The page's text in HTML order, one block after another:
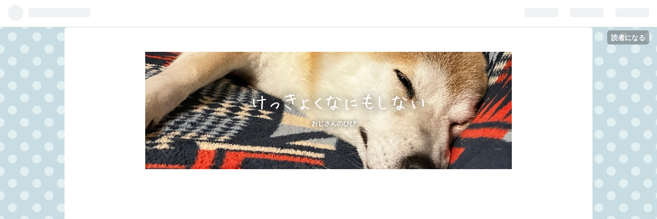
読者になる
けっきょくなにもしない
おじさんのひび